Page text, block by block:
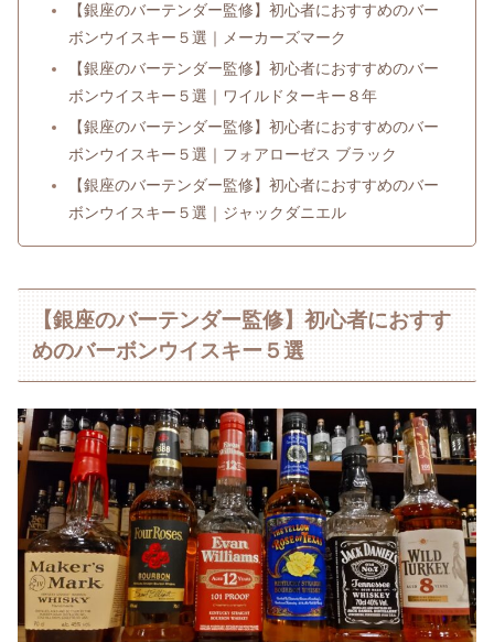
【銀座のバーテンダー監修】初心者におすすめのバー
ボンウイスキー５選｜メーカーズマーク
【銀座のバーテンダー監修】初心者におすすめのバー
ボンウイスキー５選｜ワイルドターキー８年
【銀座のバーテンダー監修】初心者におすすめのバー
ボンウイスキー５選｜フォアローゼス ブラック
【銀座のバーテンダー監修】初心者におすすめのバー
ボンウイスキー５選｜ジャックダニエル
【銀座のバーテンダー監修】初心者におすす
めのバーボンウイスキー５選